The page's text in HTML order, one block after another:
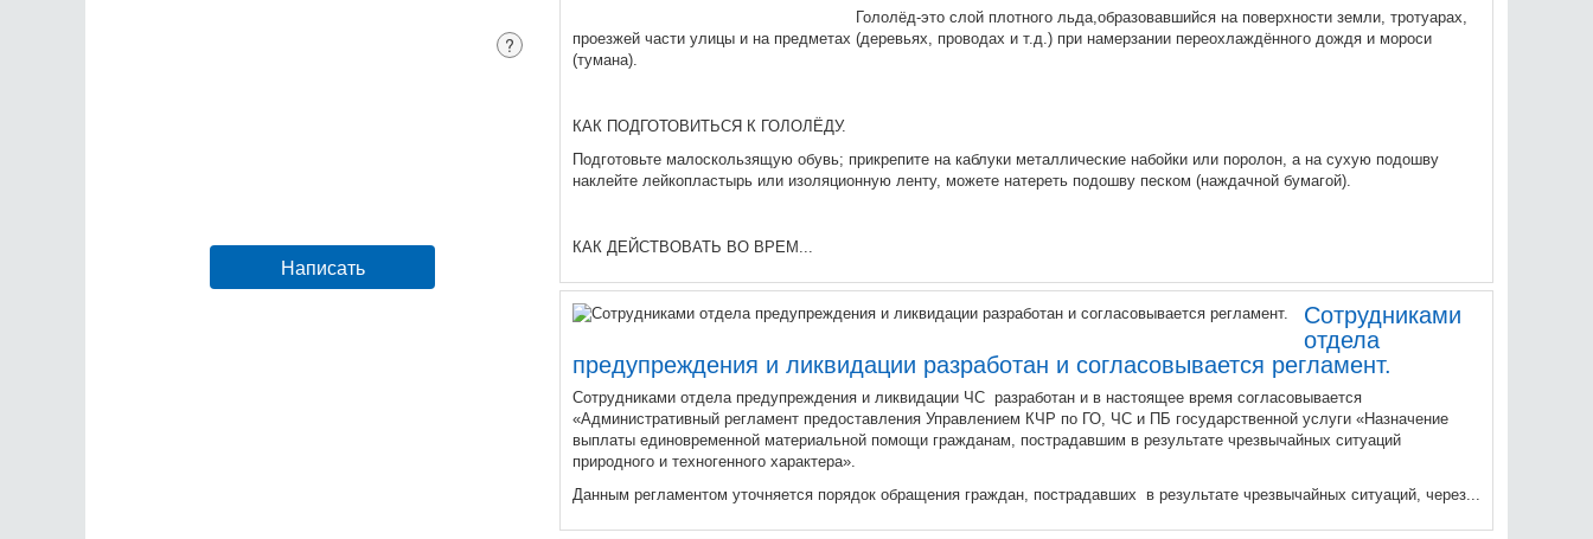
?
Написать
Гололёд-это слой плотного льда,образовавшийся на поверхности земли, тротуарах,
проезжей части улицы и на предметах (деревьях, проводах и т.д.) при намерзании переохлаждённого дождя и мороси
(тумана).
КАК ПОДГОТОВИТЬСЯ К ГОЛОЛЁДУ.
Подготовьте малоскользящую обувь; прикрепите на каблуки металлические набойки или поролон, а на сухую подошву
наклейте лейкопластырь или изоляционную ленту, можете натереть подошву песком (наждачной бумагой).
КАК ДЕЙСТВОВАТЬ ВО ВРЕМ...
Сотрудниками
отдела
предупреждения и ликвидации разработан и согласовывается регламент.
Сотрудниками отдела предупреждения и ликвидации ЧС разработан и в настоящее время согласовывается
«Административный регламент предоставления Управлением КЧР по ГО, ЧС и ПБ государственной услуги «Назначение
выплаты единовременной материальной помощи гражданам, пострадавшим в результате чрезвычайных ситуаций
природного и техногенного характера».
Данным регламентом уточняется порядок обращения граждан, пострадавших в результате чрезвычайных ситуаций, через...